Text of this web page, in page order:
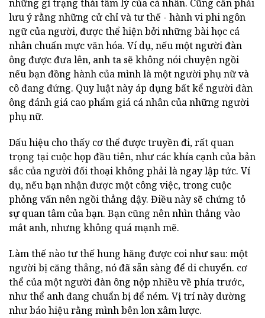
những gì trạng thái tâm lý của cá nhân. Cũng cần phải
lưu ý rằng những cử chỉ và tư thế - hành vi phi ngôn
ngữ của người, được thể hiện bởi những bài học cá
nhân chuẩn mực văn hóa. Ví dụ, nếu một người đàn
ông được đưa lên, anh ta sẽ không nói chuyện ngồi
nếu bạn đồng hành của mình là một người phụ nữ và
cô đang đứng. Quy luật này áp dụng bất kể người đàn
ông đánh giá cao phẩm giá cá nhân của những người
phụ nữ.
Dấu hiệu cho thấy cơ thể được truyền đi, rất quan
trọng tại cuộc họp đầu tiên, như các khía cạnh của bản
sắc của người đối thoại không phải là ngay lập tức. Ví
dụ, nếu bạn nhận được một công việc, trong cuộc
phỏng vấn nên ngồi thẳng dậy. Điều này sẽ chứng tỏ
sự quan tâm của bạn. Bạn cũng nên nhìn thẳng vào
mắt anh, nhưng không quá mạnh mẽ.
Làm thế nào tư thế hung hăng được coi như sau: một
người bị căng thẳng, nó đã sẵn sàng để di chuyển. cơ
thể của một người đàn ông nộp nhiều về phía trước,
như thể anh đang chuẩn bị để ném. Vị trí này dường
như báo hiệu rằng mình bên lon xâm lược.